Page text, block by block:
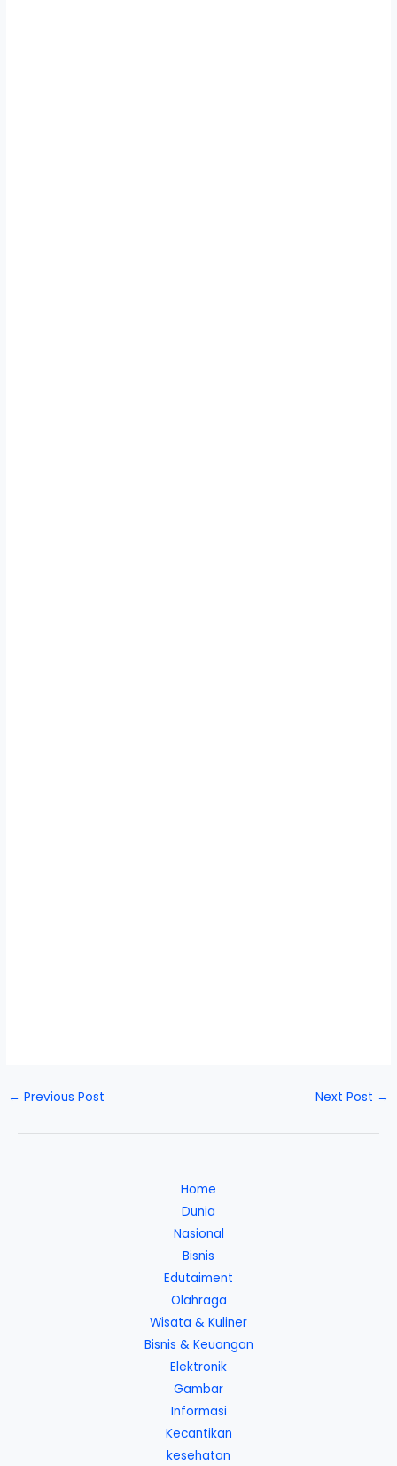
← Previous Post Next Post →
Home
Dunia
Nasional
Bisnis
Edutaiment
Olahraga
Wisata & Kuliner
Bisnis & Keuangan
Elektronik
Gambar
Informasi
Kecantikan
kesehatan